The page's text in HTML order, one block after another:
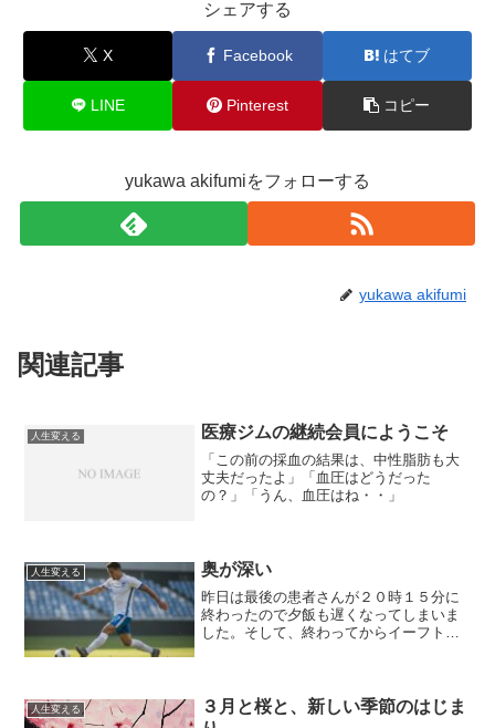
シェアする
X Facebook はてブ
LINE Pinterest コピー
yukawa akifumiをフォローする
yukawa akifumi
関連記事
人生変える 医療ジムの継続会員にようこそ
「この前の採血の結果は、中性脂肪も大
丈夫だったよ」「血圧はどうだった
の？」「うん、血圧はね・・」
人生変える 奥が深い
昨日は最後の患者さんが２０時１５分に
終わったので夕飯も遅くなってしまいま
した。そして、終わってからイーフト
１５００まで一気に落ちてし...
人生変える
３月と桜と、新しい季節のはじま